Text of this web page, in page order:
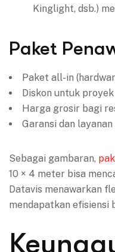
Kinglight, dsb.)
Paket
Paket all-in
Diskon untuk
Harga grosir bagi
Garansi dan
Sebagai gambaran,
10 × 4 meter bisa
Datavis menawarkan
mendapatkan efisiensi